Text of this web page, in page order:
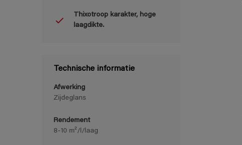
Thixotroop karakter, hoge
laagdikte.
Technische informatie
Afwerking
Zijdeglans
Rendement
8-10 m²/l/laag